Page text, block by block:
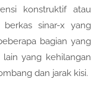
konstruktif atau
berkas sinar-x yang
bagian yang
yang kehilangan
dan jarak kisi.